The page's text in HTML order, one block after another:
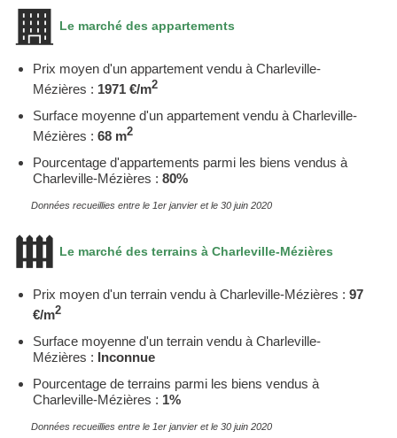
Le marché des appartements
Prix moyen d'un appartement vendu à Charleville-
Mézières : 1971 €/m2
Surface moyenne d'un appartement vendu à Charleville-
Mézières : 68 m2
Pourcentage d'appartements parmi les biens vendus à
Charleville-Mézières : 80%
Données recueillies entre le 1er janvier et le 30 juin 2020
Le marché des terrains à Charleville-Mézières
Prix moyen d'un terrain vendu à Charleville-Mézières : 97
€/m2
Surface moyenne d'un terrain vendu à Charleville-
Mézières : Inconnue
Pourcentage de terrains parmi les biens vendus à
Charleville-Mézières : 1%
Données recueillies entre le 1er janvier et le 30 juin 2020